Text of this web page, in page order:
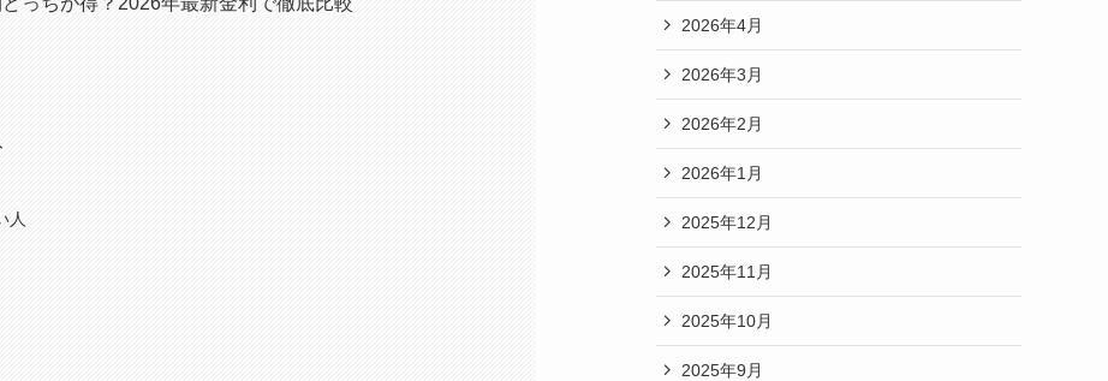
人
2026年4月
2026年3月
2026年2月
2026年1月
2025年12月
2025年11月
2025年10月
2025年9月